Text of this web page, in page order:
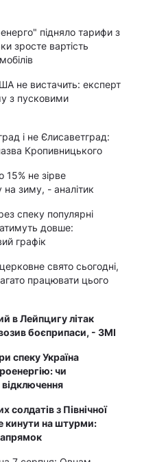
підняло тарифи з
зросте вартість
не вистачить: експерт
з пусковими
і не Єлисаветград:
Кропивницького
15% не зірве
на зиму, - аналітик
спеку популярні
довше:
графік
свято сьогодні,
працювати цього
в Лейпцигу літак
боєприпаси, - ЗМІ
спеку Україна
чи
солдатів з Північної
кинути на штурми: